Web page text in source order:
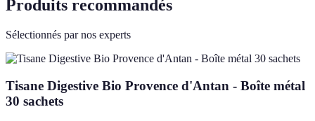
Produits recommandés
Sélectionnés par nos experts
Tisane Digestive Bio Provence d'Antan - Boîte métal
30 sachets